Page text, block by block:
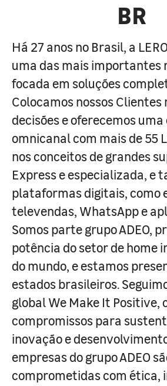
BR
Há 27 anos no Brasil, a
uma das mais importantes
focada em soluções
Colocamos nossos
decisões e oferecemos
omnicanal com mais de 55
nos conceitos de grandes
Express e especializada, e
plataformas digitais, como
televendas, WhatsApp e
Somos parte grupo ADEO,
potência do setor de home
do mundo, e estamos
estados brasileiros.
global We Make It Positive,
compromissos para
inovação e
empresas do grupo ADEO
comprometidas com ética,